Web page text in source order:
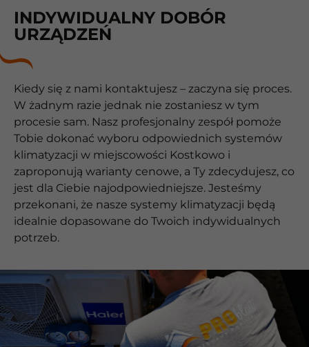
INDYWIDUALNY DOBÓR
URZĄDZEŃ
Kiedy się z nami kontaktujesz – zaczyna się proces.
W żadnym razie jednak nie zostaniesz w tym
procesie sam. Nasz profesjonalny zespół pomoże
Tobie dokonać wyboru odpowiednich systemów
klimatyzacji w miejscowości Kostkowo i
zaproponują warianty cenowe, a Ty zdecydujesz, co
jest dla Ciebie najodpowiedniejsze. Jesteśmy
przekonani, że nasze systemy klimatyzacji będą
idealnie dopasowane do Twoich indywidualnych
potrzeb.